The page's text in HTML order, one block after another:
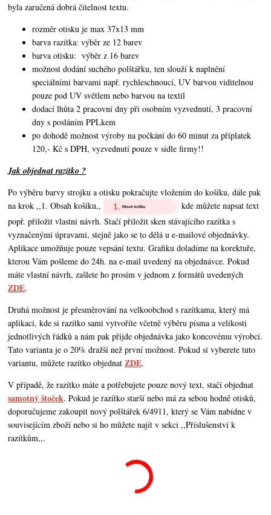
byla zaručená dobrá čitelnost textu.
rozměr otisku je max 37x13 mm
barva razítka: výběr ze 12 barev
barva otisku: výběr z 16 barev
možnost dodání suchého polštářku, ten slouží k naplnění
speciálními barvami např. rychleschnoucí, UV barvou viditelnou
pouze pod UV světlem nebo barvou na textil
dodací lhůta 2 pracovní dny při osobním vyzvednutí, 3 pracovní
dny s posláním PPLkem
po dohodě možnost výroby na počkání do 60 minut za příplatek
120,- Kč s DPH, vyzvednutí pouze v sídle firmy!!
Jak objednat razítko ?
Po výběru barvy strojku a otisku pokračujte vložením do košíku, dále pak
na krok ,,1. Obsah košíku,,
kde můžete napsat text
popř. přiložit vlastní návrh. Stačí přiložit sken stávajícího razítka s
vyznačenými úpravami, stejně jako se to dělá u e-mailové objednávky.
Aplikace umožňuje pouze vepsání textu. Grafiku doladíme na korektuře,
kterou Vám pošleme do 24h. na e-mail uvedený na objednávce. Pokud
máte vlastní návrh,zašlete ho prosím v jednom z formátů uvedených
ZDE.
Druhá možnost je přesměrování na velkoobchod s razítkama, který má
aplikaci, kde si razítko sami vytvoříte včetně výběru písma a velikosti
jednotlivých řádků a nám pak přijde objednávka jako koncovému výrobci.
Tato varianta je o 20% dražší než první možnost. Pokud si vyberete tuto
variantu, můžete razítko objednatZDE.
V případě, že razítko máte a potřebujete pouze nový text, stačí objednat
samotný štoček. Pokud je razítko starší nebo má za sebou hodně otisků,
doporučujeme zakoupit nový polštářek 6/4911, který se Vám nabídne v
souvisejícím zboží nebo si ho můžete najít v sekci ,,Příslušenství k
razítkům,,.